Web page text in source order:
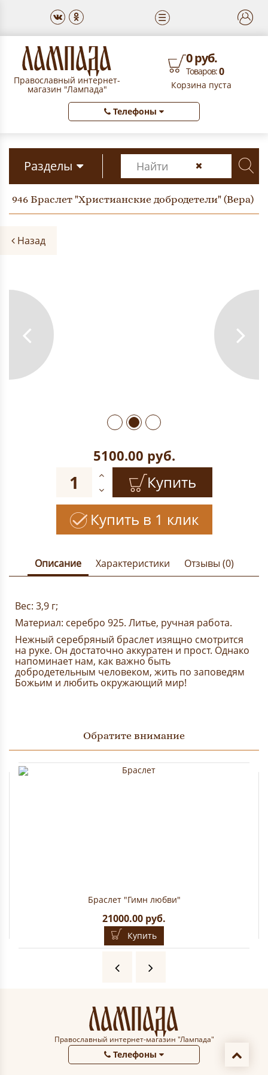
☰
Православный интернет-
магазин "Лампада"
0 руб.
Товаров:0
Корзина пуста
Телефоны
Разделы
946 Браслет "Христианские добродетели" (Вера)
Назад
5100.00 руб.
Купить
Купить в 1 клик
Описание Характеристики Отзывы (0)
Вес: 3,9 г;
Материал: серебро 925. Литье, ручная работа.
Нежный серебряный браслет изящно смотрится
на руке. Он достаточно аккуратен и прост. Однако
напоминает нам, как важно быть
добродетельным человеком, жить по заповедям
Божьим и любить окружающий мир!
Обратите внимание
Браслет "Гимн любви"
21000.00 руб.
Купить
Православный интернет-магазин "Лампада"
Телефоны